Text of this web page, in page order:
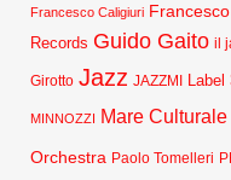
Francesco Caligiuri
Records Guido Gaito il
Girotto Jazz JAZZMI Label
MINNOZZI Mare
Orchestra Paolo Tomelleri